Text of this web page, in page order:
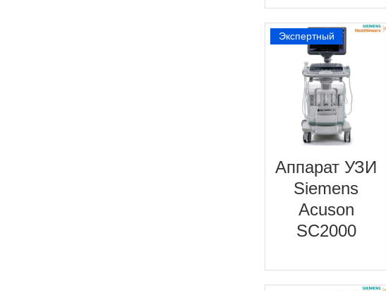
Экспертный
Аппарат УЗИ
Siemens
Acuson
SC2000